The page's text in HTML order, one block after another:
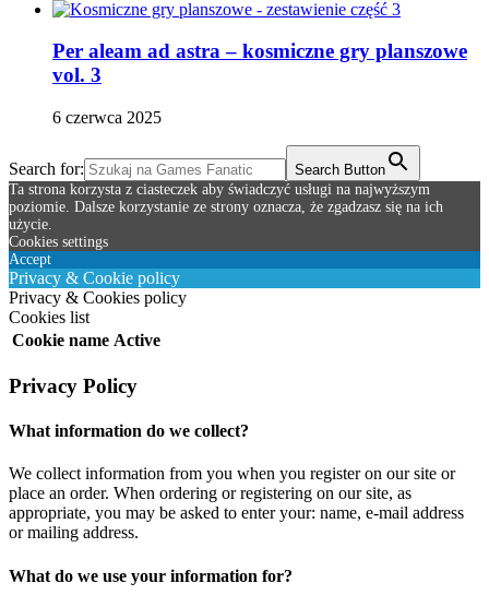
Per aleam ad astra – kosmiczne gry planszowe
vol. 3
6 czerwca 2025
Search for:
Search Button
Ta strona korzysta z ciasteczek aby świadczyć usługi na najwyższym
poziomie. Dalsze korzystanie ze strony oznacza, że zgadzasz się na ich
użycie.
Cookies settings
Accept
Privacy & Cookie policy
Privacy & Cookies policy
Cookies list
Cookie name Active
Privacy Policy
What information do we collect?
We collect information from you when you register on our site or
place an order. When ordering or registering on our site, as
appropriate, you may be asked to enter your: name, e-mail address
or mailing address.
What do we use your information for?